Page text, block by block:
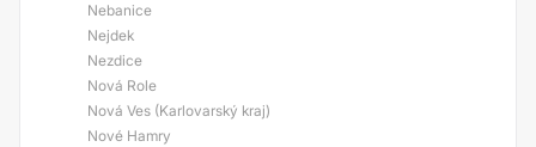
Nebanice
Nejdek
Nezdice
Nová Role
Nová Ves (Karlovarský kraj)
Nové Hamry